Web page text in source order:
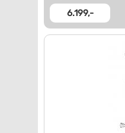
6.199,-